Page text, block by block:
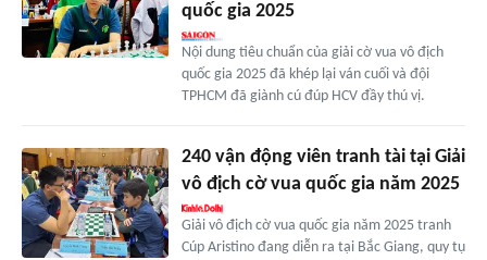
quốc gia 2025
Nội dung tiêu chuẩn của giải cờ vua vô địch
quốc gia 2025 đã khép lại ván cuối và đội
TPHCM đã giành cú đúp HCV đầy thú vị.
240 vận động viên tranh tài tại Giải
vô địch cờ vua quốc gia năm 2025
Giải vô địch cờ vua quốc gia năm 2025 tranh
Cúp Aristino đang diễn ra tại Bắc Giang, quy tụ